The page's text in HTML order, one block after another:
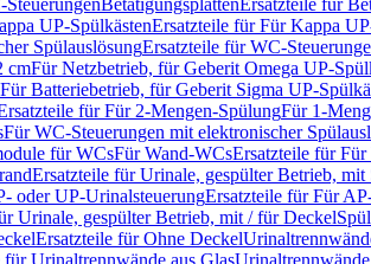
BetätigungsplattenErsatzteile für
UP-SpülkästenErsatzteile für Für Kappa
SpülauslösungErsatzteile für WC-
cmFür Netzbetrieb, für Geberit Omega UP-
Batteriebetrieb, für Geberit Sigma UP-
für Für 2-Mengen-SpülungFür 1-
Für WC-Steuerungen mit elektronischer
für WCsFür Wand-WCsErsatzteile für
Ersatzteile für Urinale, gespülter Betrieb, mit
oder UP-UrinalsteuerungErsatzteile für Für
Urinale, gespülter Betrieb, mit / für Deckel
Ersatzteile für Ohne Deckel
für Urinaltrennwände aus Glas